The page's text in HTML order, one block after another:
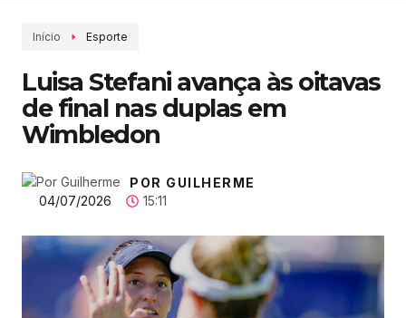
Início Esporte
Luisa Stefani avança às oitavas
de final nas duplas em
Wimbledon
POR GUILHERME
04/07/2026
15:11